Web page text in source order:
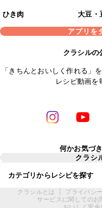
ひき肉 大豆・
アプリを
クラシルの
「きちんとおいしく作れる」
レシピ動画を
何かお気づ
クラシ
カテゴリからレシピを探す
クラシルとは プライバシ
サービスに関してのお